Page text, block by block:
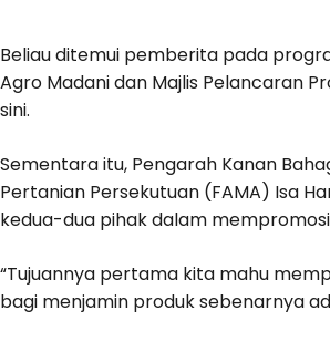
Beliau ditemui pemberita pada
Agro Madani dan Majlis Pelancaran
sini.
Sementara itu, Pengarah Kanan
Pertanian Persekutuan (FAMA) Isa
kedua-dua pihak dalam
“Tujuannya pertama kita mahu
bagi menjamin produk sebenarnya